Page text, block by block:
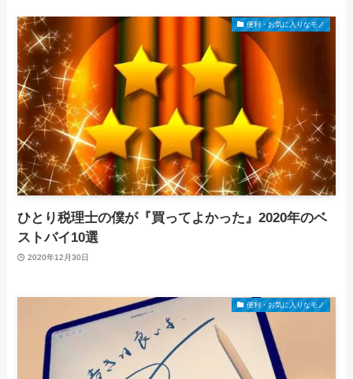
便利・お気に入りなモノ
ひとり税理士の僕が『買ってよかった』2020年のベ
ストバイ10選
2020年12月30日
便利・お気に入りなモノ